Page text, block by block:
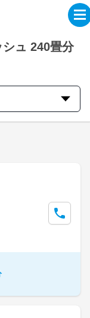
ュ 240畳分